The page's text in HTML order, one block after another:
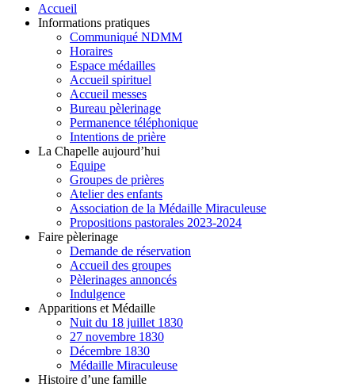
Accueil
Informations pratiques
Communiqué NDMM
Horaires
Espace médailles
Accueil spirituel
Accueil messes
Bureau pèlerinage
Permanence téléphonique
Intentions de prière
La Chapelle aujourd’hui
Equipe
Groupes de prières
Atelier des enfants
Association de la Médaille Miraculeuse
Propositions pastorales 2023-2024
Faire pèlerinage
Demande de réservation
Accueil des groupes
Pèlerinages annoncés
Indulgence
Apparitions et Médaille
Nuit du 18 juillet 1830
27 novembre 1830
Décembre 1830
Médaille Miraculeuse
Histoire d’une famille